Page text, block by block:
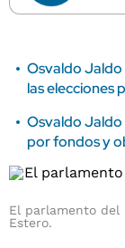
Osvaldo Jaldo
las elecciones
Osvaldo Jaldo
por fondos y
El parlamento del
Estero.